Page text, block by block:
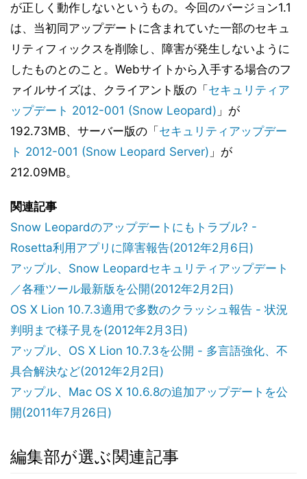
が正しく動作しないというもの。今回のバージョン1.1
は、当初同アップデートに含まれていた一部のセキュ
リティフィックスを削除し、障害が発生しないように
したものとのこと。Webサイトから入手する場合のフ
ァイルサイズは、クライアント版の「 セキュリティア
ップデート 2012-001 (Snow Leopard) 」が
192.73MB、サーバー版の「 セキュリティアップデー
ト 2012-001 (Snow Leopard Server) 」が
212.09MB。
関連記事
Snow Leopardのアップデートにもトラブル? -
Rosetta利用アプリに障害報告(2012年2月6日)
アップル、Snow Leopardセキュリティアップデート
／各種ツール最新版を公開(2012年2月2日)
OS X Lion 10.7.3適用で多数のクラッシュ報告 - 状況
判明まで様子見を(2012年2月3日)
アップル、OS X Lion 10.7.3を公開 - 多言語強化、不
具合解決など(2012年2月2日)
アップル、Mac OS X 10.6.8の追加アップデートを公
開(2011年7月26日)
編集部が選ぶ関連記事